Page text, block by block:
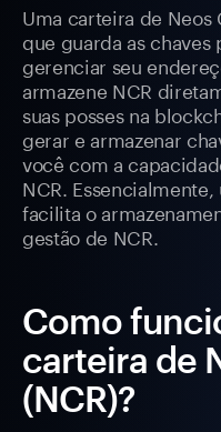
Uma carteira de
que guarda as chaves
gerenciar seu
armazene NCR
suas posses na
gerar e armazenar
você com a
NCR.
facilita o
gestão de NCR.
Como
carteira de
(NCR)?